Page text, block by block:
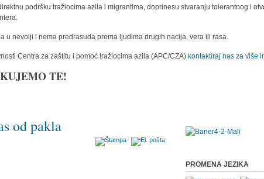
podršku tražiocima azila i migrantima, doprinesu stvaranju tolerantnog i
u nevolji i nema predrasuda prema ljudima drugih nacija, vera ili rasa.
Centra za zaštitu i pomoć tražiocima azila (APC/CZA) kontaktiraj nas za više
TE!
od pakla
PROMENA JEZIKA